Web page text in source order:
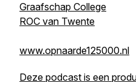
Graafschap College
ROC van Twente
www.opnaarde125000.nl
Deze podcast is een